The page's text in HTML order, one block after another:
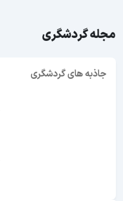
مجله گردشگری
جاذبه های گردشگری
جاهای دیدنی بوشهر؛ 62 جاذبه دیدنی + عکس و آدرس